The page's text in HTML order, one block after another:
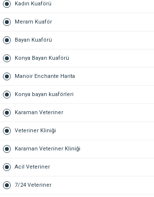
Kadın Kuaförü
Meram Kuaför
Bayan Kuaförü
Konya Bayan Kuaförü
Manoir Enchante Harita
Konya bayan kuaförleri
Karaman Veteriner
Veteriner Kliniği
Karaman Veteriner Kliniği
Acil Veteriner
7/24 Veteriner